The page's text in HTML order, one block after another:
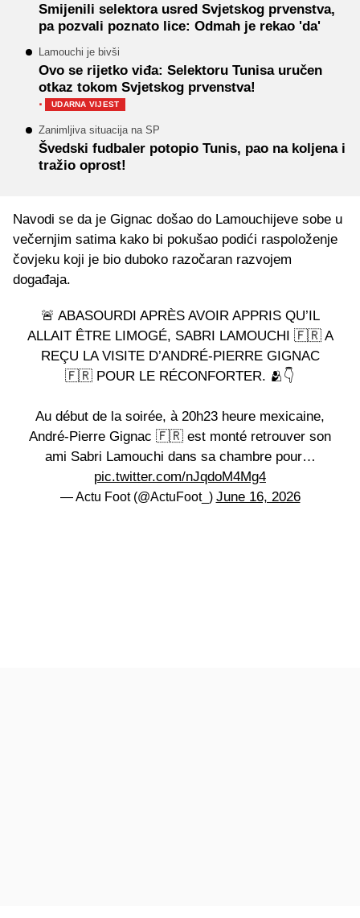
Smijenili selektora usred Svjetskog prvenstva,
pa pozvali poznato lice: Odmah je rekao 'da'
Lamouchi je bivši
Ovo se rijetko viđa: Selektoru Tunisa uručen
otkaz tokom Svjetskog prvenstva!
· UDARNA VIJEST
Zanimljiva situacija na SP
Švedski fudbaler potopio Tunis, pao na koljena i
tražio oprost!
Navodi se da je Gignac došao do Lamouchijeve sobe u
večernjim satima kako bi pokušao podići raspoloženje
čovjeku koji je bio duboko razočaran razvojem
događaja.
🚨 ABASOURDI APRÈS AVOIR APPRIS QU’IL
ALLAIT ÊTRE LIMOGÉ, SABRI LAMOUCHI 🇫🇷 A
REÇU LA VISITE D’ANDRÉ-PIERRE GIGNAC
🇫🇷 POUR LE RÉCONFORTER. 🫂👇
Au début de la soirée, à 20h23 heure mexicaine,
André-Pierre Gignac 🇫🇷 est monté retrouver son
ami Sabri Lamouchi dans sa chambre pour…
pic.twitter.com/nJqdoM4Mg4
— Actu Foot (@ActuFoot_) June 16, 2026